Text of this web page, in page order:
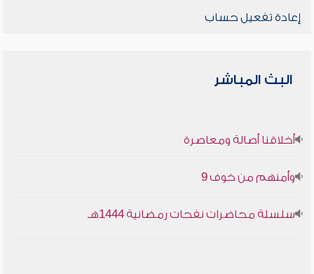
إعادة تفعيل حساب
البث المباشر
أخلاقنا أصالة ومعاصرة
وأمنهم من خوف 9
سلسلة محاضرات نفحات رمضانية 1444هـ